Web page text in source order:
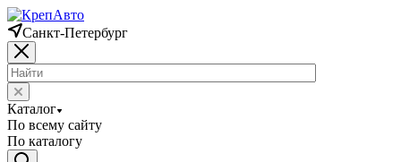
Санкт-Петербург
Каталог
По всему сайту
По каталогу